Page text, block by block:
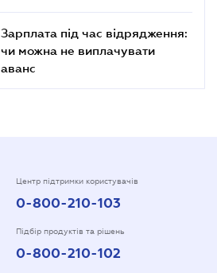
Зарплата під час відрядження:
чи можна не виплачувати
аванс
Центр підтримки користувачів
0-800-210-103
Підбір продуктів та рішень
0-800-210-102